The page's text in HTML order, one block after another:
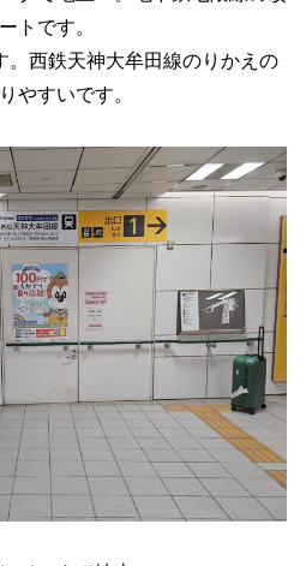
トです。
。西鉄天神大牟田線のりかえの
やすいです。